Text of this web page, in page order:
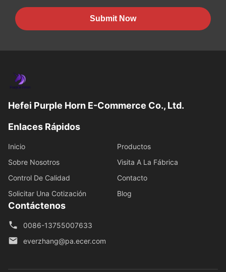
Submit Now
Hefei Purple Horn E-Commerce Co., Ltd.
Enlaces Rápidos
Inicio
Productos
Sobre Nosotros
Visita A La Fábrica
Control De Calidad
Contacto
Solicitar Una Cotización
Blog
Contáctenos
0086-13755007633
everzhang@pa.ecer.com